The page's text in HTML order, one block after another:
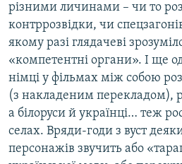
різними личинами – чи то
контррозвідки, чи
якому разі глядачеві
«компетентні органи». І ще
німці у фільмах між собою
(з накладеним перекладом),
а білоруси й українці… теж
селах. Вряди-годи з вуст
персонажів звучить або